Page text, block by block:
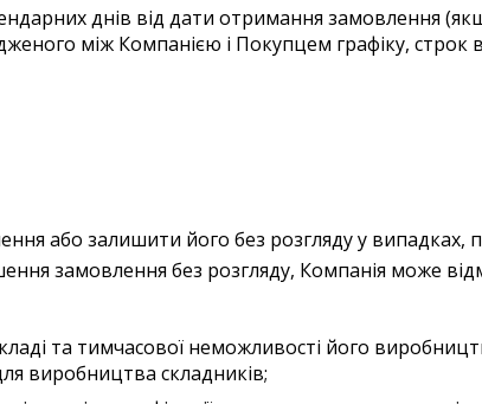
днів від дати отримання замовлення
між Компанією і Покупцем графіку,
або залишити його без розгляду у
замовлення без розгляду, Компанія може
та тимчасової неможливості його
виробництва складників;